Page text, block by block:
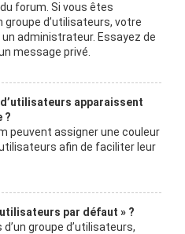
forum. Si vous êtes
groupe d’utilisateurs, votre
administrateur. Essayez de
message privé.
apparaissent
?
peuvent assigner une couleur
afin de faciliter leur
par défaut » ?
groupe d’utilisateurs,